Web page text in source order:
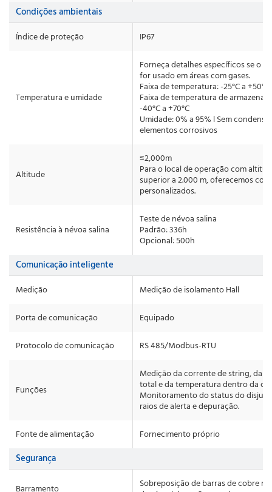
Condições ambientais
Índice de proteção IP67
Temperatura e umidade
Forneça detalhes específicos se o
for usado em áreas com gases.
Faixa de temperatura: -25°C a +50°C
Faixa de temperatura de
-40°C a +70°C
Umidade: 0% a 95% l Sem
elementos corrosivos
Altitude
≤2,000m
Para o local de operação com
superior a 2.000 m, oferecemos
personalizados.
Resistência à névoa salina
Teste de névoa salina
Padrão: 336h
Opcional: 500h
Comunicação inteligente
Medição
Medição de isolamento Hall
Porta de comunicação
Equipado
Protocolo de comunicação
RS 485/Modbus-RTU
Funções
Medição da corrente de string, da
total e da temperatura dentro da
Monitoramento do status do
raios de alerta e depuração.
Fonte de alimentação
Fornecimento próprio
Segurança
Barramento Sobreposição de barras de cobre